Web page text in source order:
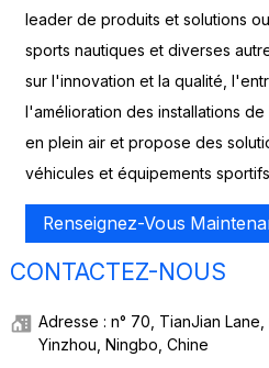
leader de produits et solutions
sports nautiques et diverses
sur l'innovation et la qualité,
l'amélioration des installations
en plein air et propose des
véhicules et équipements
Renseignez-Vous
CONTACTEZ-NOUS
Adresse : n° 70, TianJian
Yinzhou, Ningbo, Chine